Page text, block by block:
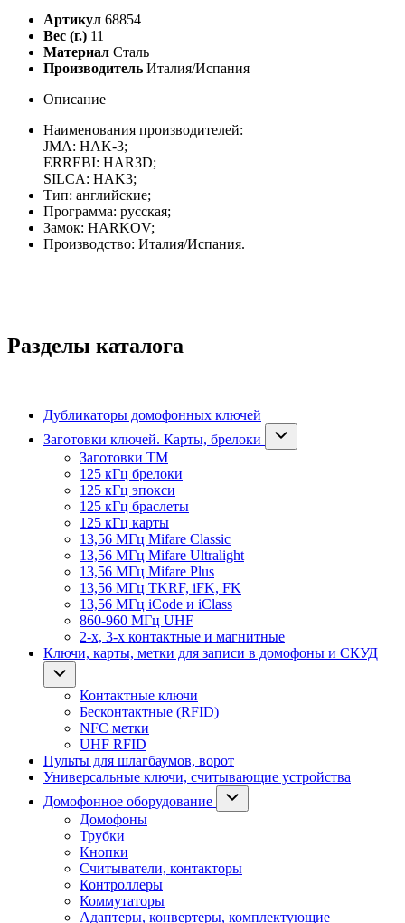
Артикул 68854
Вес (г.) 11
Материал Сталь
Производитель Италия/Испания
Описание
Наименования производителей:
JMA: HAK-3;
ERREBI: HAR3D;
SILCA: HAK3;
Тип: английские;
Программа: русская;
Замок: HARKOV;
Производство: Италия/Испания.
Разделы каталога
Дубликаторы домофонных ключей
Заготовки ключей. Карты, брелоки
Заготовки ТМ
125 кГц брелоки
125 кГц эпокси
125 кГц браслеты
125 кГц карты
13,56 МГц Mifare Classic
13,56 МГц Mifare Ultralight
13,56 МГц Mifare Plus
13,56 МГц TKRF, iFK, FK
13,56 МГц iCode и iClass
860-960 МГц UHF
2-х, 3-х контактные и магнитные
Ключи, карты, метки для записи в домофоны и СКУД
Контактные ключи
Бесконтактные (RFID)
NFC метки
UHF RFID
Пульты для шлагбаумов, ворот
Универсальные ключи, считывающие устройства
Домофонное оборудование
Домофоны
Трубки
Кнопки
Считыватели, контакторы
Контроллеры
Коммутаторы
Адаптеры, конвертеры, комплектующие